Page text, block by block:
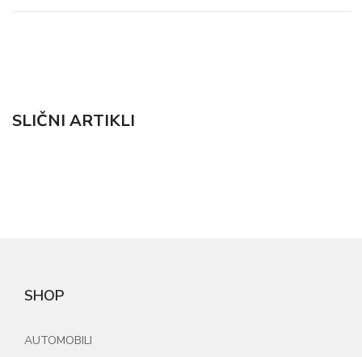
SLIČNI ARTIKLI
SHOP
AUTOMOBILI